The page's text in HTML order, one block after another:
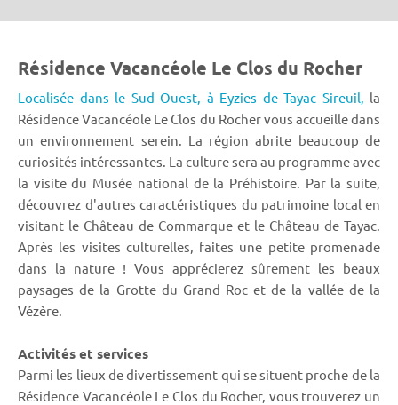
Résidence Vacancéole Le Clos du Rocher
Localisée dans le Sud Ouest, à Eyzies de Tayac Sireuil,
la
Résidence Vacancéole Le Clos du Rocher vous accueille dans
un environnement serein. La région abrite beaucoup de
curiosités intéressantes. La culture sera au programme avec
la visite du Musée national de la Préhistoire. Par la suite,
découvrez d'autres caractéristiques du patrimoine local en
visitant le Château de Commarque et le Château de Tayac.
Après les visites culturelles, faites une petite promenade
dans la nature ! Vous apprécierez sûrement les beaux
paysages de la Grotte du Grand Roc et de la vallée de la
Vézère.
Activités et services
Parmi les lieux de divertissement qui se situent proche de la
Résidence Vacancéole Le Clos du Rocher, vous trouverez un